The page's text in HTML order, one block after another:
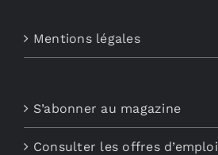
Mentions légales
S’abonner au magazine
Consulter les offres d’emploi